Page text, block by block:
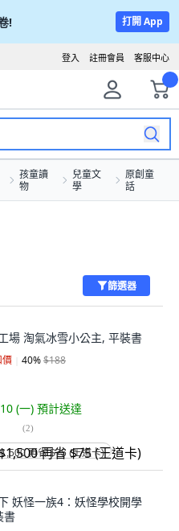
! 打開 App
客服中心
註冊會員
登入
孩童讀
物
兒童文
學
原創童
話
篩選器
場 淘氣冰雪小公主, 平裝書
價 40%$188
(一) 預計送達
(2)
再省 $75 (王道卡)
妖怪一族4：妖怪學校開學
書